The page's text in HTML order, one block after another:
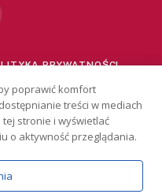
PRYWATNOŚCI
lat. Hazard może uzależniać.
poprawić komfort
treści w mediach
tej stronie i wyświetlać
o aktywność przeglądania.